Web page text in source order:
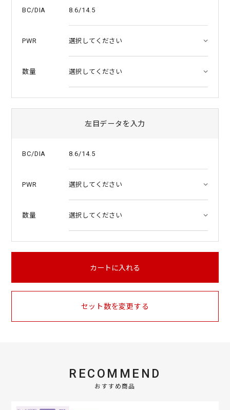
BC/DIA 8.6/14.5
PWR
数量
左目データを入力
BC/DIA 8.6/14.5
PWR
数量
カートに入れる
セット数を変更する
RECOMMEND
おすすめ商品